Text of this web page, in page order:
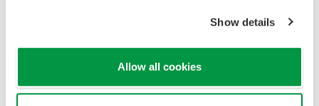
Show details
Allow all cookies